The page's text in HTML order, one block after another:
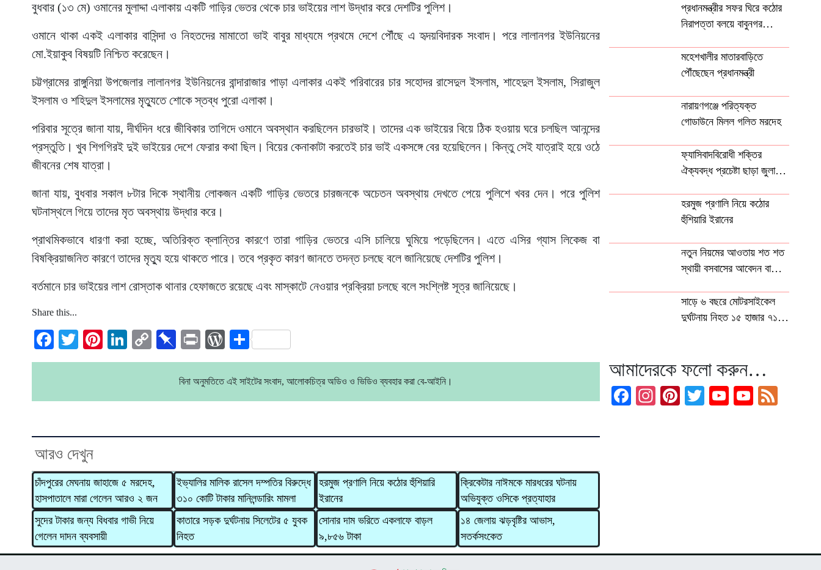
বুধবার (১৩ মে) ওমানের মুলাদ্দা এলাকায় একটি গাড়ির ভেতর থেকে চার ভাইয়ের লাশ উদ্ধার করে দেশটির পুলিশ।
ওমানে থাকা একই এলাকার বাসিন্দা ও নিহতদের মামাতো ভাই বাবুর মাধ্যমে প্রথমে দেশে পৌঁছে এ হৃদয়বিদারক সংবাদ। পরে লালানগর ইউনিয়নের
মো.ইয়াকুব বিষয়টি নিশ্চিত করেছেন।
চট্টগ্রামের রাঙ্গুনিয়া উপজেলার লালানগর ইউনিয়নের বান্দারাজার পাড়া এলাকার একই পরিবারের চার সহোদর রাসেদুল ইসলাম, শাহেদুল ইসলাম, সিরাজুল
ইসলাম ও শহিদুল ইসলামের মৃত্যুতে শোকে স্তব্ধ পুরো এলাকা।
পরিবার সূত্রে জানা যায়, দীর্ঘদিন ধরে জীবিকার তাগিদে ওমানে অবস্থান করছিলেন চারভাই। তাদের এক ভাইয়ের বিয়ে ঠিক হওয়ায় ঘরে চলছিল আনন্দের
প্রস্তুতি। খুব শিগগিরই দুই ভাইয়ের দেশে ফেরার কথা ছিল। বিয়ের কেনাকাটা করতেই চার ভাই একসঙ্গে বের হয়েছিলেন। কিন্তু সেই যাত্রাই হয়ে ওঠে
জীবনের শেষ যাত্রা।
জানা যায়, বুধবার সকাল ৮টার দিকে স্থানীয় লোকজন একটি গাড়ির ভেতরে চারজনকে অচেতন অবস্থায় দেখতে পেয়ে পুলিশে খবর দেন। পরে পুলিশ
ঘটনাস্থলে গিয়ে তাদের মৃত অবস্থায় উদ্ধার করে।
প্রাথমিকভাবে ধারণা করা হচ্ছে, অতিরিক্ত ক্লান্তির কারণে তারা গাড়ির ভেতরে এসি চালিয়ে ঘুমিয়ে পড়েছিলেন। এতে এসির গ্যাস লিকেজ বা
বিষক্রিয়াজনিত কারণে তাদের মৃত্যু হয়ে থাকতে পারে। তবে প্রকৃত কারণ জানতে তদন্ত চলছে বলে জানিয়েছে দেশটির পুলিশ।
বর্তমানে চার ভাইয়ের লাশ রোস্তাক থানার হেফাজতে রয়েছে এবং মাস্কাটে নেওয়ার প্রক্রিয়া চলছে বলে সংশ্লিষ্ট সূত্র জানিয়েছে।
Share this...
Facebook
TwitterPinterest
LinkedIn
Copy
Link
Pinboard
PrintWordPress
Share
বিনা অনুমতিতে এই সাইটের সংবাদ, আলোকচিত্র অডিও ও ভিডিও ব্যবহার করা বে-আইনি।
আরও দেখুন
চাঁদপুরের মেঘনায় জাহাজে ৫ মরদেহ,
হাসপাতালে মারা গেলেন আরও ২ জন
ইভ্যালির মালিক রাসেল দম্পতির বিরুদ্ধে
৩১০ কোটি টাকার মানিলন্ডারিং মামলা
হরমুজ প্রণালি নিয়ে কঠোর হুঁশিয়ারি
ইরানের
ক্রিকেটার নাঈমকে মারধরের ঘটনায়
অভিযুক্ত ওসিকে প্রত্যাহার
সুদের টাকার জন্য বিধবার গাভী নিয়ে
গেলেন দাদন ব্যবসায়ী
কাতারে সড়ক দুর্ঘটনায় সিলেটের ৫ যুবক
নিহত
সোনার দাম ভরিতে একলাফে বাড়ল
৯,৮৫৬ টাকা
১৪ জেলায় ঝড়বৃষ্টির আভাস,
সতর্কসংকেত
প্রধানমন্ত্রীর সফর ঘিরে কঠোর
নিরাপত্তা বলয়ে বাবুনগর
মহেশখালীর মাতারবাড়িতে
পৌঁছেছেন প্রধানমন্ত্রী
নারায়ণগঞ্জে পরিত্যক্ত
গোডাউনে মিলল গলিত মরদেহ
ফ্যাসিবাদবিরোধী শক্তির
ঐক্যবদ্ধ প্রচেষ্টা ছাড়া জুলাই
হবে না
হরমুজ প্রণালি নিয়ে কঠোর
হুঁশিয়ারি ইরানের
নতুন নিয়মের আওতায় শত শত
স্থায়ী বসবাসের আবেদন বাতিল
সাড়ে ৬ বছরে মোটরসাইকেল
দুর্ঘটনায় নিহত ১৫ হাজার ৭১২
আমাদেরকে ফলো করুন…
Facebook
Instagram
Pinterest
TwitterYouTube